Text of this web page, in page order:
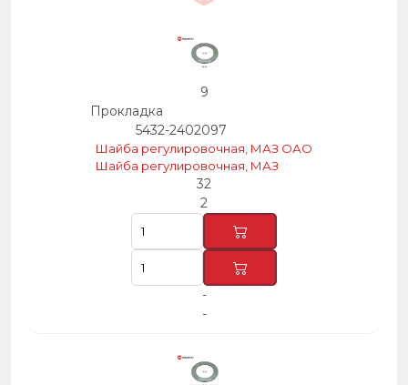
9
Прокладка
5432-2402097
Шайба регулировочная, МАЗ ОАО
Шайба регулировочная, МАЗ
32
2
-
-